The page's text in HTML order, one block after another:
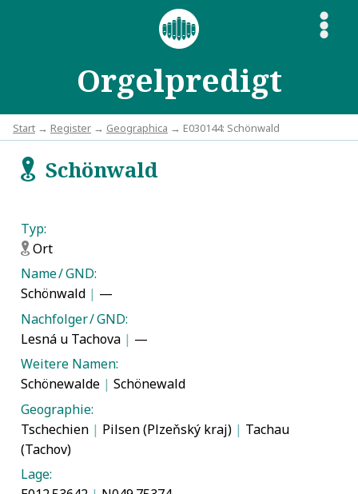
Orgelpredigt
S
Start → Register → Geographica → E030144: Schönwald
fSchönwald
Typ:
fOrt
Name / GND:
Schönwald | —
Nachfolger / GND:
Lesná u Tachova | —
Weitere Namen:
Schönewalde | Schönewald
Geographie:
Tschechien | Pilsen (Plzeňský kraj) | Tachau
(Tachov)
Lage: